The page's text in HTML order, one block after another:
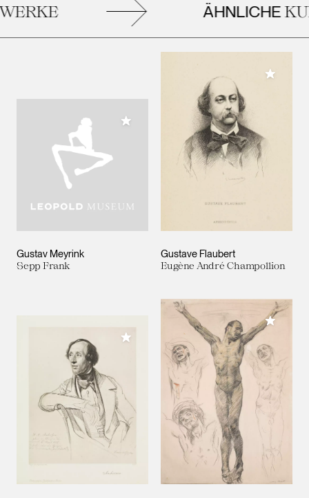
ÄHNLICHE
Gustav Meyrink
Sepp Frank
Meiner Sammlung hinzufügen
Gustave Flaubert
Eugène André Champollion
Meiner
Meiner Sammlung hinzufügen
Meiner